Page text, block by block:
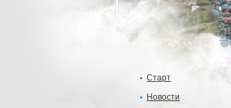
Старт
Новости